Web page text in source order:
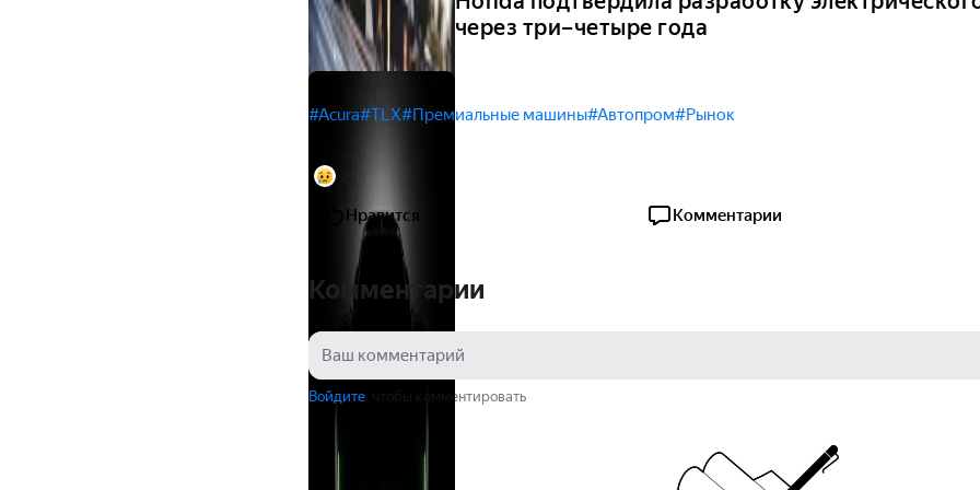
через три–четыре года
#Acura#TLX#Премиальные машины#Автопром#Рынок
Нравится Комментарии
Комментарии
Войдите , чтобы комментировать